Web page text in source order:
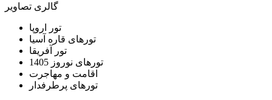
گالری تصاویر
تور اروپا
تورهای قاره آسیا
تور آفریقا
تورهای نوروز 1405
اقامت و مهاجرت
تورهای پرطرفدار